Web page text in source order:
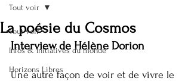
Tout voir
Infos & Initiatives du monde
Horizons Libres
Tout voir
La poésie du Cosmos
Interview de Hélène Dorion
Une autre façon de voir et de vivre le